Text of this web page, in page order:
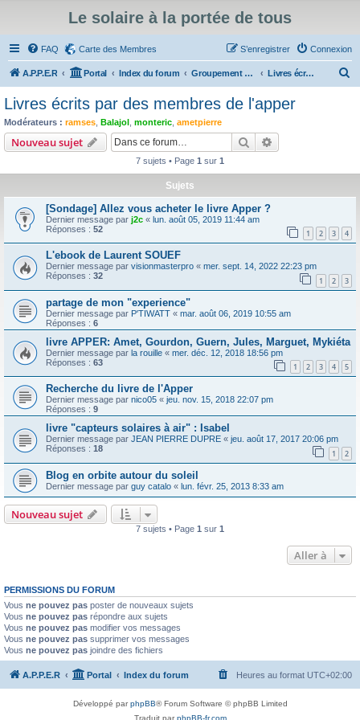
Le solaire à la portée de tous
FAQ Carte des Membres Connexion
S’enregistrer
A.P.P.E.R Portal Index du forum Groupement d'achat de matériel solaire, entr'aides, vie de l'association, annonces Livres écrits par des membres de l'apper
e
r
Livres écrits par des membres de l'apper
Modérateurs : ramses Balajol monteric ametpierre
Nouveau sujet Rechercher
7 sujets • Page 1 sur 1
Sujets
[Sondage] Allez vous acheter le livre Apper ?
Dernier message par j2c « lun. août 05, 2019 11:44 am
Réponses : 52 1 2 3 4
L'ebook de Laurent SOUEF
Dernier message par visionmasterpro « mer. sept. 14, 2022 22:23 pm
Réponses : 32 1 2 3
partage de mon "experience"
Dernier message par P'TIWATT « mar. août 06, 2019 10:55 am
Réponses : 6
livre APPER: Amet, Gourdon, Guern, Jules, Marguet, Mykiéta
Dernier message par la rouille « mer. déc. 12, 2018 18:56 pm
Réponses : 63 1 2 3 4 5
Recherche du livre de l'Apper
Dernier message par nico05 « jeu. nov. 15, 2018 22:07 pm
Réponses : 9
livre "capteurs solaires à air" : Isabel
Dernier message par JEAN PIERRE DUPRE « jeu. août 17, 2017 20:06 pm
Réponses : 18 1 2
Blog en orbite autour du soleil
Dernier message par guy catalo « lun. févr. 25, 2013 8:33 am
Nouveau sujet
7 sujets • Page 1 sur 1
Aller à
PERMISSIONS DU FORUM
Vous ne pouvez pas poster de nouveaux sujets
Vous ne pouvez pas répondre aux sujets
Vous ne pouvez pas modifier vos messages
Vous ne pouvez pas supprimer vos messages
Vous ne pouvez pas joindre des fichiers
A.P.P.E.R Portal Index du forum Heures au format UTC+02:00
Développé parphpBB® Forum Software © phpBB Limited
Traduit parphpBB-fr.com